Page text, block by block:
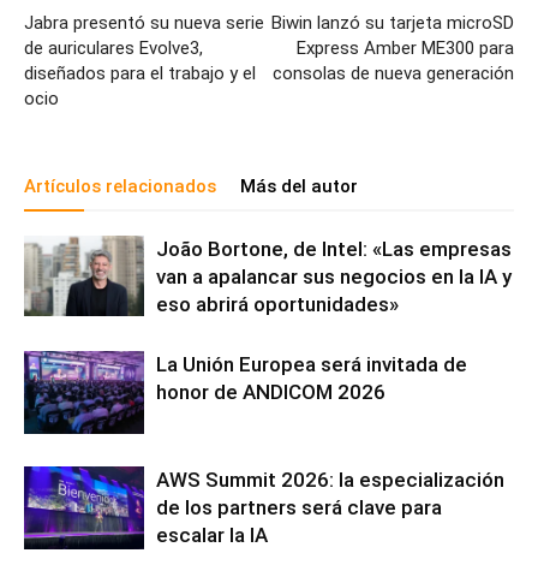
Jabra presentó su nueva serie
de auriculares Evolve3,
diseñados para el trabajo y el
ocio
Biwin lanzó su tarjeta microSD
Express Amber ME300 para
consolas de nueva generación
Artículos relacionados Más del autor
João Bortone, de Intel: «Las empresas
van a apalancar sus negocios en la IA y
eso abrirá oportunidades»
La Unión Europea será invitada de
honor de ANDICOM 2026
AWS Summit 2026: la especialización
de los partners será clave para
escalar la IA